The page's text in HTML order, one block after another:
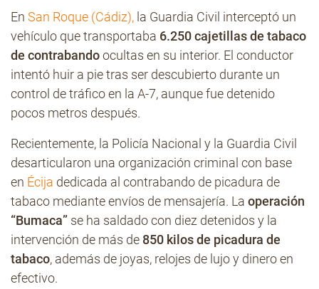
En San Roque (Cádiz), la Guardia Civil interceptó un
vehículo que transportaba 6.250 cajetillas de tabaco
de contrabandoocultas en su interior. El conductor
intentó huir a pie tras ser descubierto durante un
control de tráfico en la A-7, aunque fue detenido
pocos metros después.
Recientemente, la Policía Nacional y la Guardia Civil
desarticularon una organización criminal con base
en Écija dedicada al contrabando de picadura de
tabaco mediante envíos de mensajería. La operación
“Bumaca” se ha saldado con diez detenidos y la
intervención de más de 850 kilos de picadura de
tabaco, además de joyas, relojes de lujo y dinero en
efectivo.